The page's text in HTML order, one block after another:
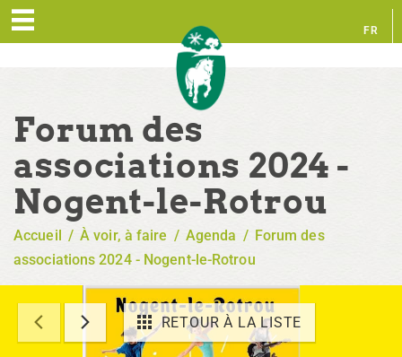
FR
Forum des
associations 2024 -
Nogent-le-Rotrou
Accueil / À voir, à faire / Agenda / Forum des
associations 2024 - Nogent-le-Rotrou
RETOUR À LA LISTE